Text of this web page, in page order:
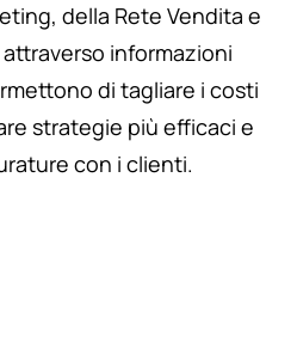
della Rete Vendita e
attraverso informazioni
di tagliare i costi
strategie più efficaci e
con i clienti.